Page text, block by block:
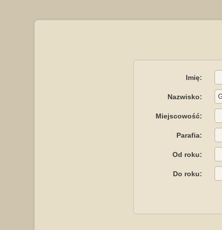
Imię:
Nazwisko:
Miejscowość:
Parafia:
Od roku:
Do roku: